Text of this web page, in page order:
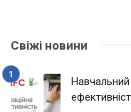
Свіжі новини
Навчальний